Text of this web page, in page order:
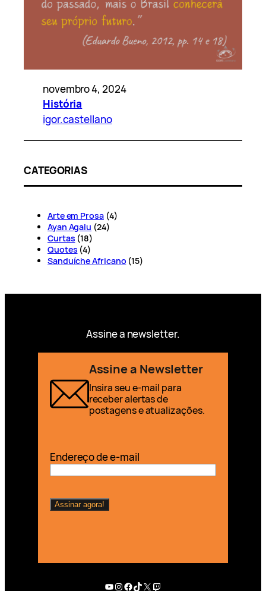
novembro 4, 2024
História
igor.castellano
CATEGORIAS
Arte em Prosa(4)
Ayan Agalu (24)
Curtas (18)
Quotes (4)
Sanduíche Africano (15)
Assine a newsletter.
Assine a Newsletter
Insira seu e-mail para
receber alertas de
postagens e atualizações.
Endereço de e-mail
Youtube
Instagram
Facebook
TikTok
X Twitch